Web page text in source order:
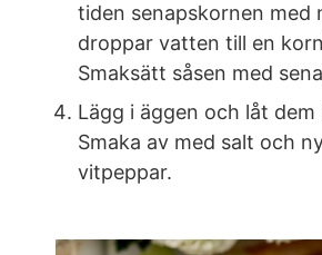
tiden senapskornen med
droppar vatten till en
Smaksätt såsen med
Lägg i äggen och låt dem
Smaka av med salt och
vitpeppar.